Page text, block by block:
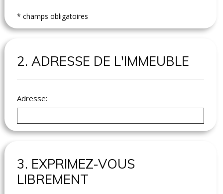
* champs obligatoires
2. ADRESSE DE L'IMMEUBLE
Adresse:
3. EXPRIMEZ-VOUS
LIBREMENT